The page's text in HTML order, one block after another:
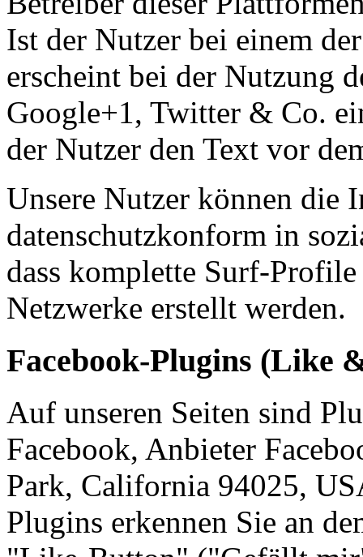
Ist der Nutzer bei einem
erscheint bei der Nutzung
Google+1, Twitter & Co.
der Nutzer den Text vor
Unsere Nutzer können die
datenschutzkonform in
dass komplette Surf-
Netzwerke erstellt werden.
Facebook-Plugins (Like
Auf unseren Seiten sind
Facebook, Anbieter
Park, California 94025,
Plugins erkennen Sie an